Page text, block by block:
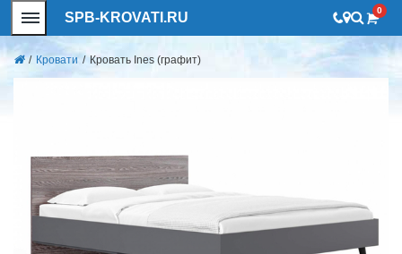
SPB-KROVATI.RU 0
/ Кровати / Кровать Ines (графит)